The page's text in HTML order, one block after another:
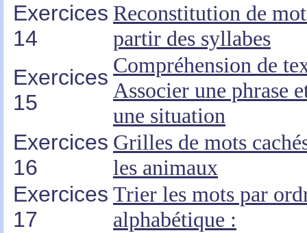
Exercices
14
Reconstitution de
partir des syllabes
Exercices
15
Compréhension de
Associer une phrase
une situation
Exercices
16
Grilles de mots
les animaux
Exercices
17
Trier les mots par
alphabétique :